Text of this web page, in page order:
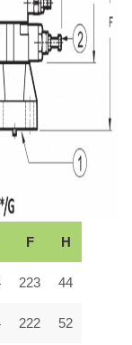
F H
223 44
222 52